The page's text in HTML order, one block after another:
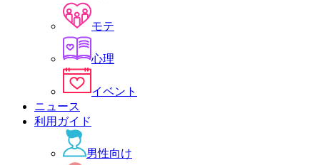
モテ
心理
イベント
ニュース
利用ガイド
男性向け